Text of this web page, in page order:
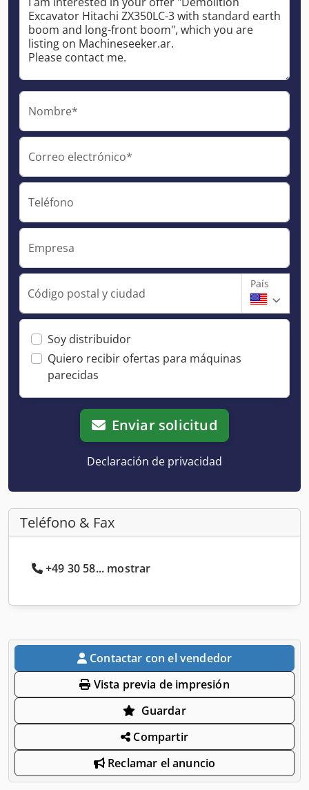
Nombre*
Correo electrónico*
Teléfono
Empresa
Código postal y ciudad
País
Soy distribuidor
Quiero recibir ofertas para máquinas
parecidas
Enviar solicitud
Declaración de privacidad
Teléfono & Fax
+49 30 58... mostrar
Contactar con el vendedor
Vista previa de impresión
Guardar
Compartir
Reclamar el anuncio